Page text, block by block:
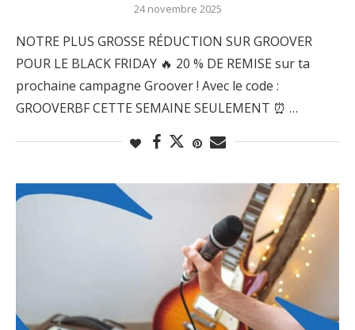
24 novembre 2025
NOTRE PLUS GROSSE RÉDUCTION SUR GROOVER
POUR LE BLACK FRIDAY 🔥 20 % DE REMISE sur ta
prochaine campagne Groover ! Avec le code :
GROOVERBF CETTE SEMAINE SEULEMENT ⏰ …